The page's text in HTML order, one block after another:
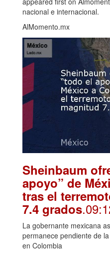
nacional e internacional.
AlMomento.mx
Sheinbaum
apoyo” de
tras el
7.4 grados
La gobernante mexicana
permanece pendiente de
en Colombia